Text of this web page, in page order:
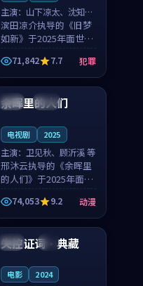
主演： 山下凉太、沈知韵
等
滨田凉介执导的《旧梦
如新》于2025年面世，
中国台湾的城市气质与
异国相遇的人物心境共
同构筑了影片基调。山
下凉太、沈知韵用细腻
的表演撑起整部犯罪
71,842 7.7 犯罪
泰国 完结
余晖里的人们
电视剧 2025
主演： 卫见秋、顾沂溪 等
邢沐云执导的《余晖里
的人们》于2025年面
世，泰国的城市气质与
小镇生活的人物心境共
同构筑了影片基调。卫
见秋、顾沂溪用细腻的
表演撑起整部动漫电
74,053 9.2 动漫
中国 4K
失控证词·典藏
电影 2024